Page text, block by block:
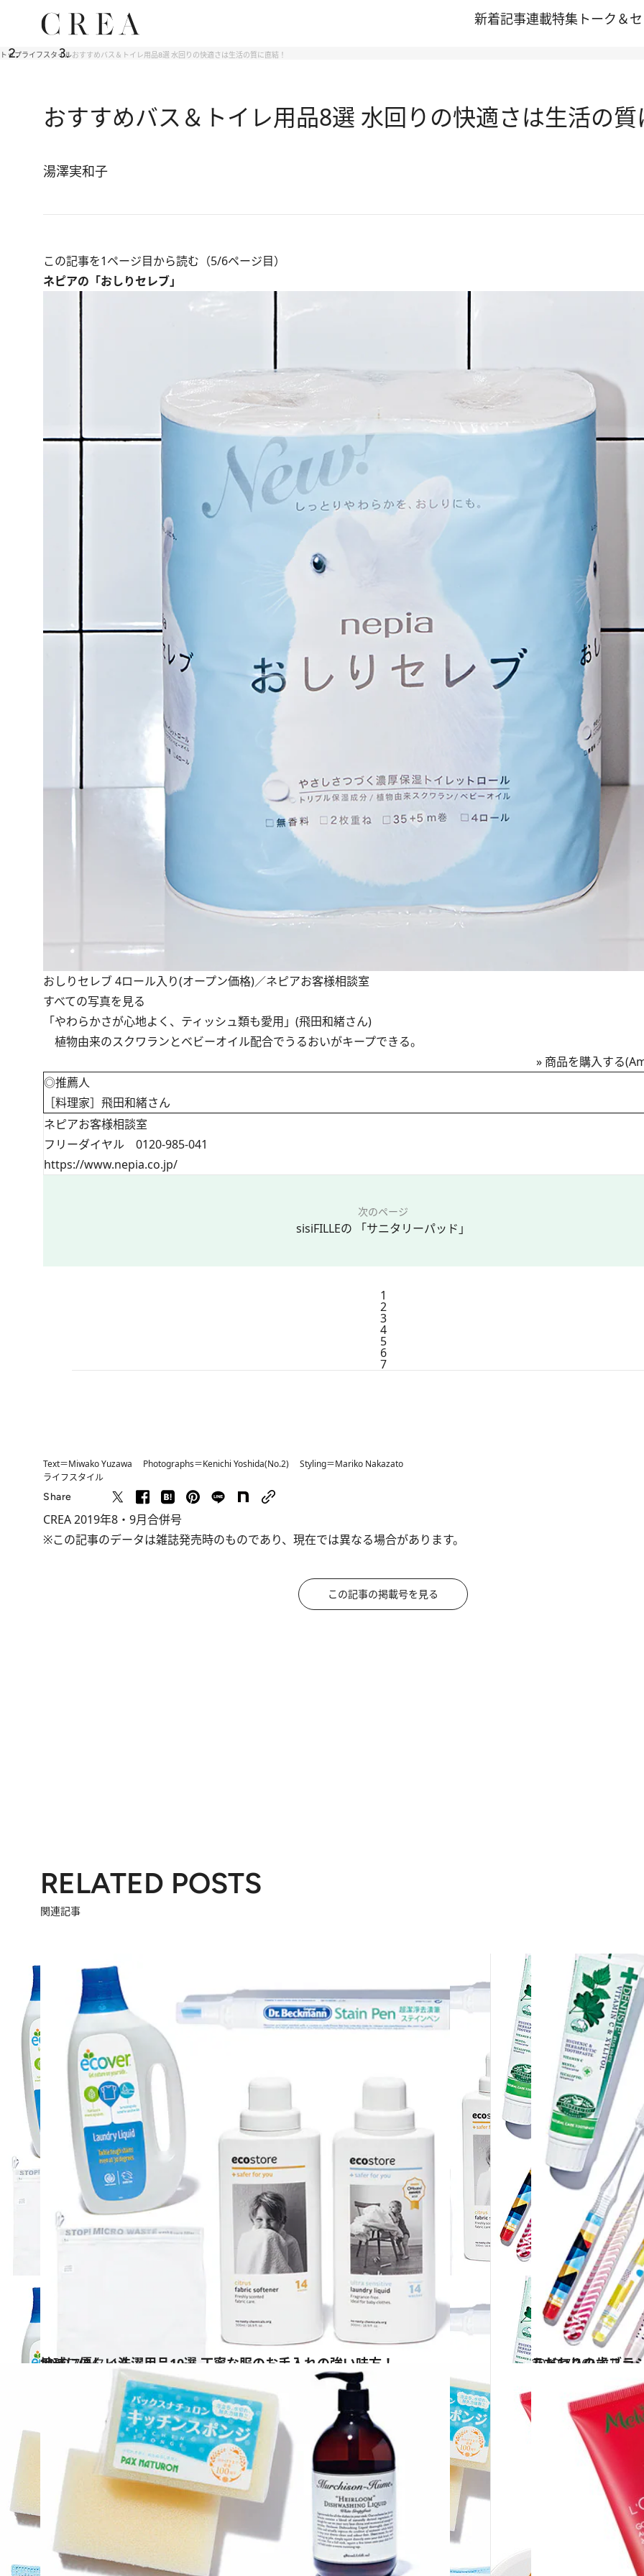
新着記事連載特集 トーク＆
トップライフスタイルおすすめバス＆トイレ用品8選 水回りの快適さは生活の質に直結！
おすすめバス＆トイレ用品8選 水回りの快適さは生活の質
湯澤実和子
この記事を1ページ目から読む（5/6ページ目）
ネピアの「おしりセレブ」
おしりセレブ 4ロール入り(オープン価格)／ネピアお客様相談室
すべての写真を見る
「やわらかさが心地よく、ティッシュ類も愛用」(飛田和緒さん)
植物由来のスクワランとベビーオイル配合でうるおいがキープできる。
» 商品を購入する
◎推薦人
［料理家］飛田和緒さん
ネピアお客様相談室
フリーダイヤル 0120-985-041
https://www.nepia.co.jp/
次のページ
sisiFILLEの 「サニタリーパッド」
1
2
3
4
5
6
7
Text＝Miwako Yuzawa Photographs＝Kenichi Yoshida(No.2) Styling＝Mariko Nakazato
ライフスタイル
Share
CREA 2019年8・9月合併号
※この記事のデータは雑誌発売時のものであり、現在では異なる場合があります。
この記事の掲載号を見る
RELATED POSTS
関連記事
2019.7.14
地球に優しい洗濯用品10選 丁寧な服のお手入れの強い味方！
ライフスタイル 2019.7.16
こだわりの歯ブラシ＆歯磨き粉9選 健康と印象を左右する上質アイテム
ライフスタイル